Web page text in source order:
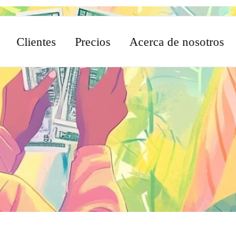
Clientes Precios Acerca de nosotros